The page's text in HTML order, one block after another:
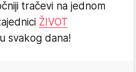
tračevi na jednom
ŽIVOT
svakog dana!